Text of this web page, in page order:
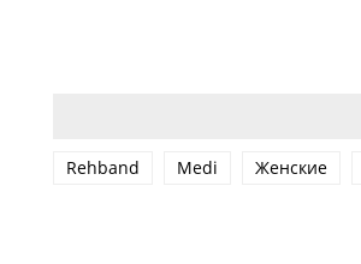
Rehband Medi Женские